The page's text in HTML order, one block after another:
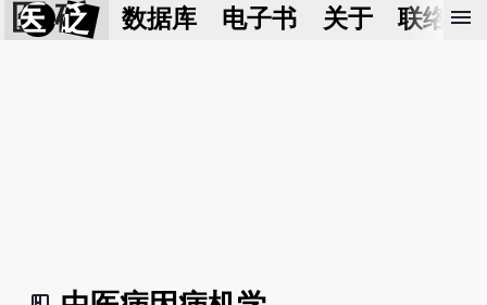
医 砭 数据库 电子书 关于 联络我
menu